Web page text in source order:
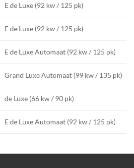
E de Luxe (92 kw / 125 pk)
E de Luxe (92 kw / 125 pk)
E de Luxe Automaat (92 kw / 125 pk)
Grand Luxe Automaat (99 kw / 135 pk)
de Luxe (66 kw / 90 pk)
E de Luxe Automaat (92 kw / 125 pk)